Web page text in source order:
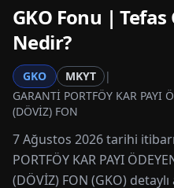
GKO Fonu | Tefas
Nedir?
GKO MKYT
|
GARANTİ PORTFÖY KAR PAYI
(DÖVİZ) FON
7 Ağustos 2026 tarihi
PORTFÖY KAR PAYI
(DÖVİZ) FON (GKO)